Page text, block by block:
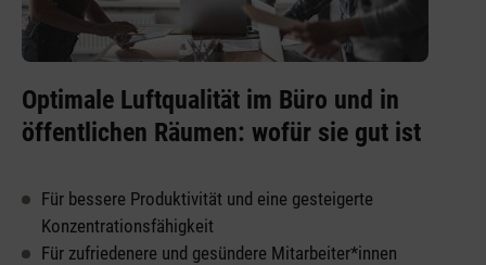
Optimale Luftqualität im Büro und in
öffentlichen Räumen: wofür sie gut ist
Für bessere Produktivität und eine gesteigerte
Konzentrationsfähigkeit
Für zufriedenere und gesündere Mitarbeiter*innen